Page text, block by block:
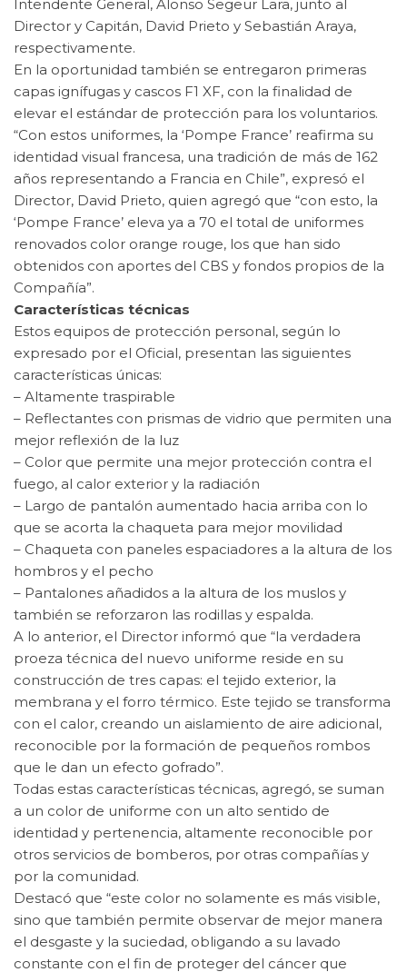
Intendente General, Alonso Segeur Lara, junto al
Director y Capitán, David Prieto y Sebastián Araya,
respectivamente.
En la oportunidad también se entregaron primeras
capas ignífugas y cascos F1 XF, con la finalidad de
elevar el estándar de protección para los voluntarios.
“Con estos uniformes, la ‘Pompe France’ reafirma su
identidad visual francesa, una tradición de más de 162
años representando a Francia en Chile”, expresó el
Director, David Prieto, quien agregó que “con esto, la
‘Pompe France’ eleva ya a 70 el total de uniformes
renovados color orange rouge, los que han sido
obtenidos con aportes del CBS y fondos propios de la
Compañía”.
Características técnicas
Estos equipos de protección personal, según lo
expresado por el Oficial, presentan las siguientes
características únicas:
– Altamente traspirable
– Reflectantes con prismas de vidrio que permiten una
mejor reflexión de la luz
– Color que permite una mejor protección contra el
fuego, al calor exterior y la radiación
– Largo de pantalón aumentado hacia arriba con lo
que se acorta la chaqueta para mejor movilidad
– Chaqueta con paneles espaciadores a la altura de los
hombros y el pecho
– Pantalones añadidos a la altura de los muslos y
también se reforzaron las rodillas y espalda.
A lo anterior, el Director informó que “la verdadera
proeza técnica del nuevo uniforme reside en su
construcción de tres capas: el tejido exterior, la
membrana y el forro térmico. Este tejido se transforma
con el calor, creando un aislamiento de aire adicional,
reconocible por la formación de pequeños rombos
que le dan un efecto gofrado”.
Todas estas características técnicas, agregó, se suman
a un color de uniforme con un alto sentido de
identidad y pertenencia, altamente reconocible por
otros servicios de bomberos, por otras compañías y
por la comunidad.
Destacó que “este color no solamente es más visible,
sino que también permite observar de mejor manera
el desgaste y la suciedad, obligando a su lavado
constante con el fin de proteger del cáncer que